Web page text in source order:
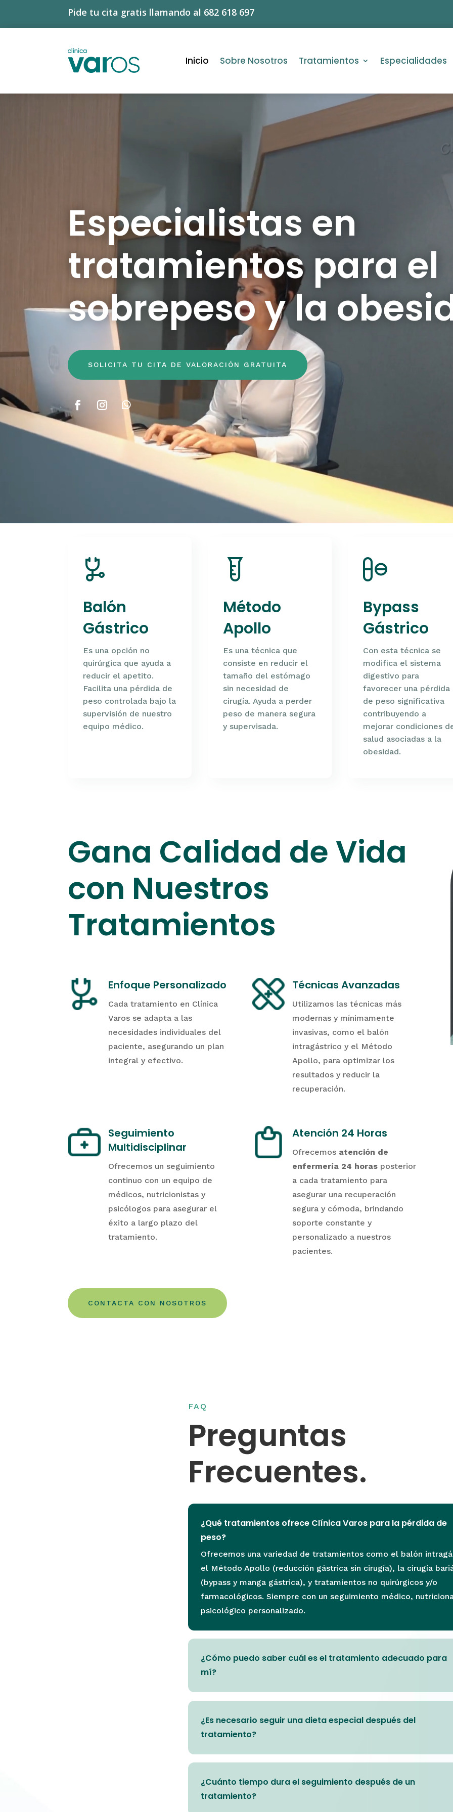
Pide tu cita gratis llamando al 682 618 697
Inicio Sobre Nosotros Tratamientos Especialidades
Especialistas en
tratamientos para el
sobrepeso y la
SOLICITA TU CITA DE VALORACIÓN GRATUITA
Balón
Gástrico
Es una opción no
quirúrgica que ayuda a
reducir el apetito.
Facilita una pérdida de
peso controlada bajo la
supervisión de nuestro
equipo médico.
Método
Apollo
Es una técnica que
consiste en reducir el
tamaño del estómago
sin necesidad de
cirugía. Ayuda a perder
peso de manera segura
y supervisada.
Bypass
Gástrico
Con esta técnica se
modifica el sistema
digestivo para
favorecer una pérdida
de peso significativa
contribuyendo a
mejorar condiciones
salud asociadas a la
obesidad.
Gana Calidad de Vida
con Nuestros
Tratamientos
Enfoque Personalizado
Cada tratamiento en Clínica
Varos se adapta a las
necesidades individuales del
paciente, asegurando un plan
integral y efectivo.
Técnicas Avanzadas
Utilizamos las técnicas más
modernas y mínimamente
invasivas, como el balón
intragástrico y el Método
Apollo, para optimizar los
resultados y reducir la
recuperación.
Seguimiento
Multidisciplinar
Ofrecemos un seguimiento
continuo con un equipo de
médicos, nutricionistas y
psicólogos para asegurar el
éxito a largo plazo del
tratamiento.
Atención 24 Horas
Ofrecemos atención de
enfermería 24 horas posterior
a cada tratamiento para
asegurar una recuperación
segura y cómoda, brindando
soporte constante y
personalizado a nuestros
pacientes.
CONTACTA CON NOSOTROS
FAQ
Preguntas
Frecuentes.
¿Qué tratamientos ofrece Clínica Varos para la pérdida de
peso?
Ofrecemos una variedad de tratamientos como el balón
el Método Apollo (reducción gástrica sin cirugía), la cirugía
(bypass y manga gástrica), y tratamientos no quirúrgicos y/o
farmacológicos. Siempre con un seguimiento médico,
psicológico personalizado.
¿Cómo puedo saber cuál es el tratamiento adecuado para
mí?
¿Es necesario seguir una dieta especial después del
tratamiento?
¿Cuánto tiempo dura el seguimiento después de un
tratamiento?